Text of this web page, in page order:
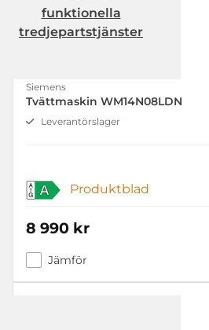
funktionella
tredjepartstjänster
Siemens
Tvättmaskin WM14N08LDN
Leverantörslager
A Produktblad
8 990 kr
Jämför